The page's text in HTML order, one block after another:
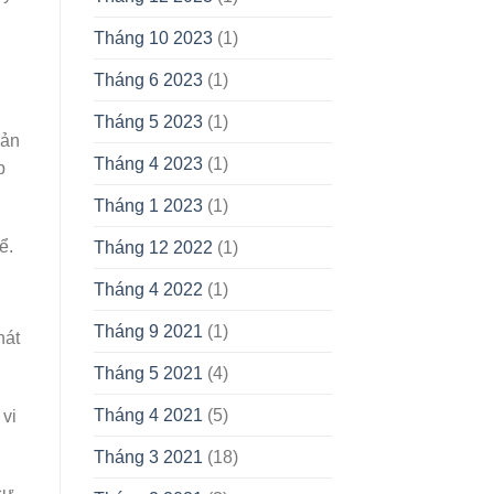
Tháng 10 2023(1)
Tháng 6 2023(1)
Tháng 5 2023(1)
Tháng 4 2023(1)
Tháng 1 2023(1)
Tháng 12 2022 (1)
Tháng 4 2022 (1)
Tháng 9 2021 (1)
Tháng 5 2021 (4)
Tháng 4 2021 (5)
Tháng 3 2021 (18)